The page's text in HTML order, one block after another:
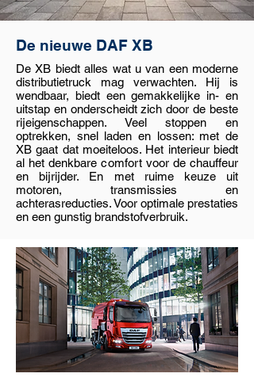
De nieuwe DAF XB
De XB biedt alles wat u van een moderne
distributietruck mag verwachten. Hij is
wendbaar, biedt een gemakkelijke in- en
uitstap en onderscheidt zich door de beste
rijeigenschappen. Veel stoppen en
optrekken, snel laden en lossen: met de
XB gaat dat moeiteloos. Het interieur biedt
al het denkbare comfort voor de chauffeur
en bijrijder. En met ruime keuze uit
motoren, transmissies en
achterasreducties. Voor optimale prestaties
en een gunstig brandstofverbruik.